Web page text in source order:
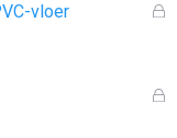
G
o
vloer
G